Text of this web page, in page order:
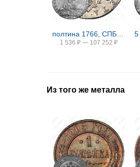
1 536 ₽ — 107 252 ₽
Из того же металла